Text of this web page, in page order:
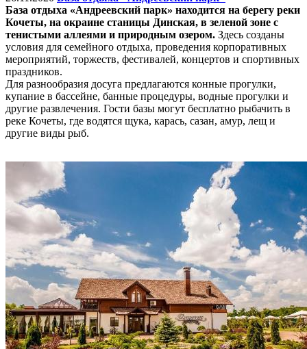
База отдыха «Андреевский парк» находится на берегу реки
Кочеты, на окраине станицы Динская, в зеленой зоне с
тенистыми аллеями и природным озером. Здесь созданы
условия для семейного отдыха, проведения корпоративных
мероприятий, торжеств, фестивалей, концертов и спортивных
праздников.
Для разнообразия досуга предлагаются конные прогулки,
купание в бассейне, банные процедуры, водные прогулки и
другие развлечения. Гости базы могут бесплатно рыбачить в
реке Кочеты, где водятся щука, карась, сазан, амур, лещ и
другие виды рыб.